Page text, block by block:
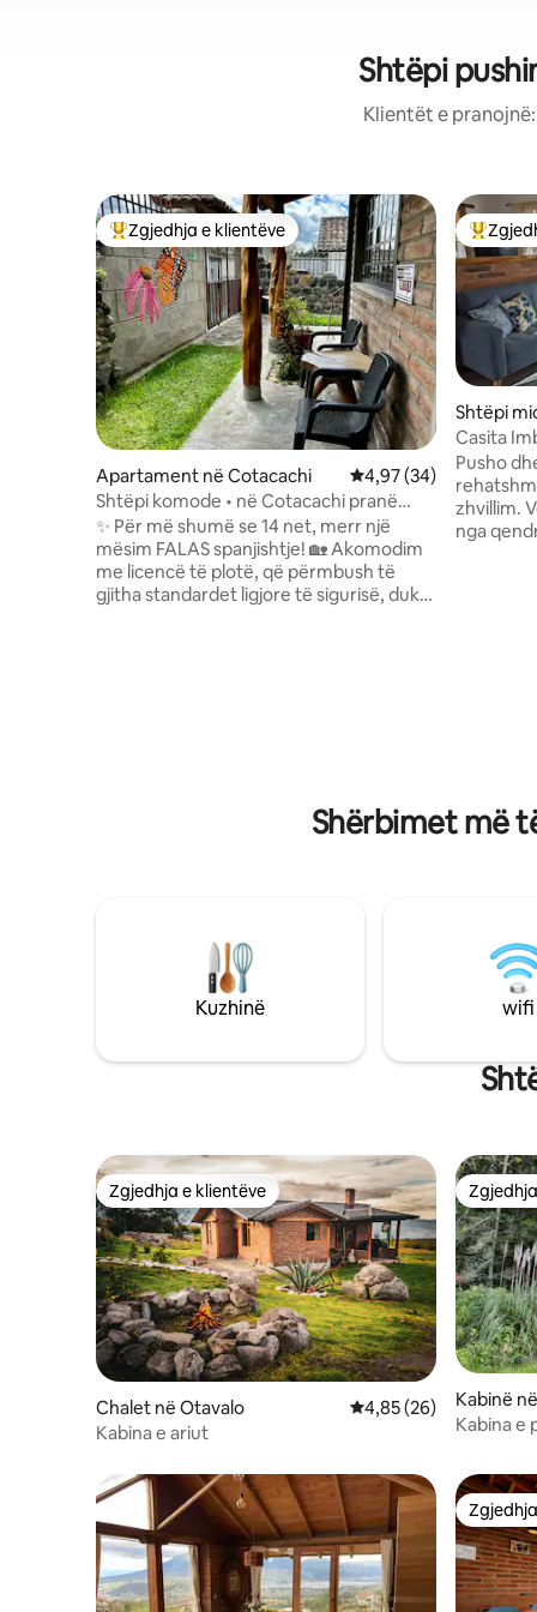
Shtëpi
Klientët e
Më të mirat e zgjedhjeve të klientëve
Zgjedhja e klientëve
Apartament në Cotacachi Vlerësimi mesatar
4,97 (34)
Shtëpi komode • në Cotacachi pranë
Otavalo
✨ Për më shumë se 14 net, merr një
mësim FALAS spanjishtje! 🏡 Akomodim
me licencë të plotë, që përmbush të
gjitha standardet ligjore të sigurisë, duke
përjeto një vend ku pastërtia, siguria dhe
Më të
Shtëpi
Casita
Pusho
zhvillim. Vetëm një shëtitje e shkurtër
nga
Shërbimet më
Kuzhinë wifi
Zgjedhja e klientëve
Zgjedhja e klientëve
Chalet në Otavalo Vlerësimi mesatar
4,85 (26)
Kabina e ariut
Kabinë
Kabina e